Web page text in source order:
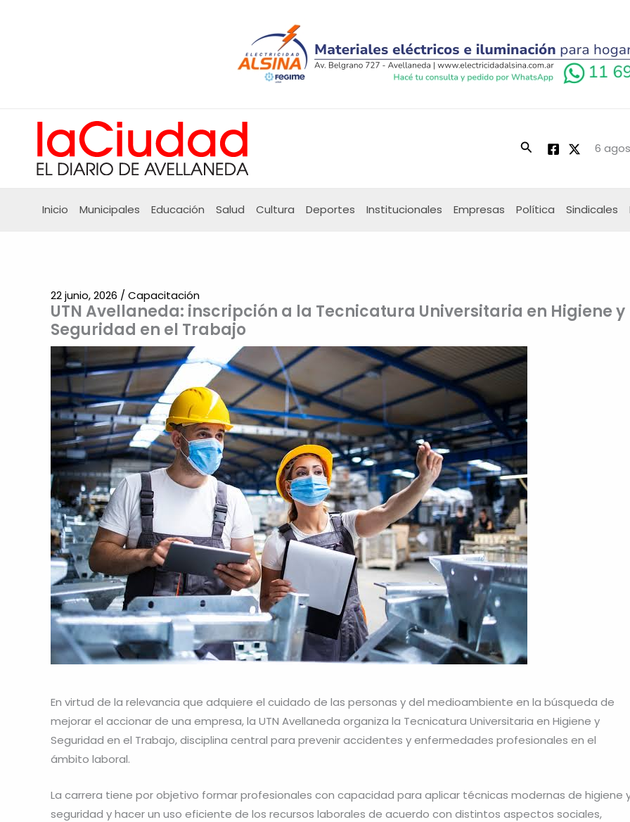
Buscar 6
Inicio Municipales Educación Salud Cultura Deportes Institucionales Empresas Política Sindicales
UTN Avellaneda: inscripción a la Tecnicatura Universitaria en Higiene y
Seguridad en el Trabajo
22 junio, 2026 / Capacitación
En virtud de la relevancia que adquiere el cuidado de las personas y del medioambiente en la búsqueda de
mejorar el accionar de una empresa, la UTN Avellaneda organiza la Tecnicatura Universitaria en Higiene y
Seguridad en el Trabajo, disciplina central para prevenir accidentes y enfermedades profesionales en el
ámbito laboral.
La carrera tiene por objetivo formar profesionales con capacidad para aplicar técnicas modernas de higiene
seguridad y hacer un uso eficiente de los recursos laborales de acuerdo con distintos aspectos sociales,